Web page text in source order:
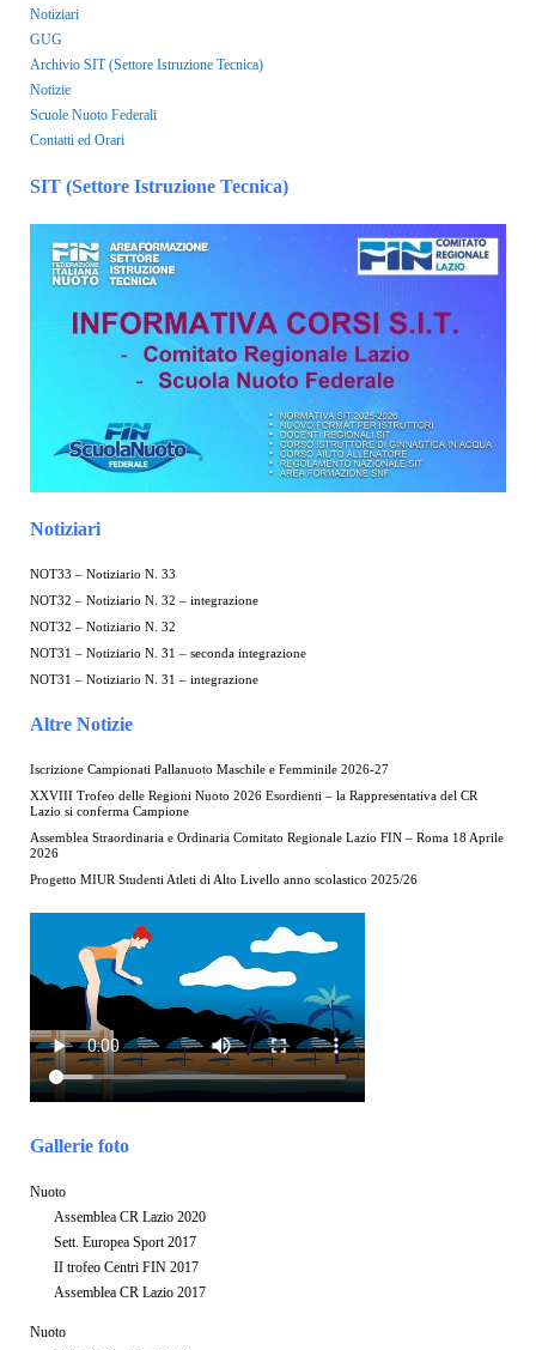
Notiziari
GUG
Archivio SIT (Settore Istruzione Tecnica)
Notizie
Scuole Nuoto Federali
Contatti ed Orari
SIT (Settore Istruzione Tecnica)
Notiziari
NOT33 – Notiziario N. 33
NOT32 – Notiziario N. 32 – integrazione
NOT32 – Notiziario N. 32
NOT31 – Notiziario N. 31 – seconda integrazione
NOT31 – Notiziario N. 31 – integrazione
Altre Notizie
Iscrizione Campionati Pallanuoto Maschile e Femminile 2026-27
XXVIII Trofeo delle Regioni Nuoto 2026 Esordienti – la Rappresentativa del CR
Lazio si conferma Campione
Assemblea Straordinaria e Ordinaria Comitato Regionale Lazio FIN – Roma 18 Aprile
2026
Progetto MIUR Studenti Atleti di Alto Livello anno scolastico 2025/26
Gallerie foto
Nuoto
Assemblea CR Lazio 2020
Sett. Europea Sport 2017
II trofeo Centri FIN 2017
Assemblea CR Lazio 2017
Nuoto